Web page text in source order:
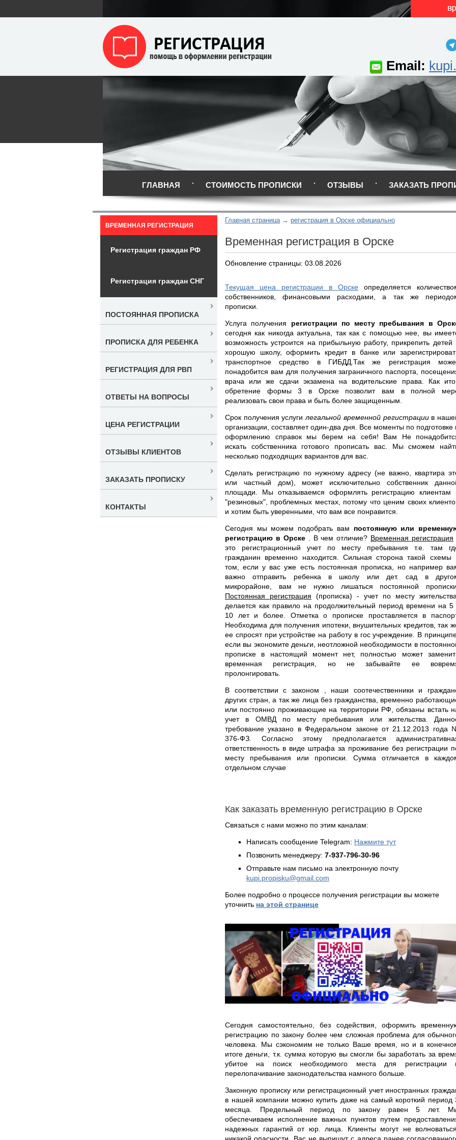
Email:
ГЛАВНАЯ СТОИМОСТЬ ПРОПИСКИ ОТЗЫВЫ ЗАКАЗАТЬ
Главная страница регистрация в Орске официально
Временная регистрация в Орске
Обновление страницы: 03.08.2026
Текущая цена регистрации в Орске определяется
собственников, финансовыми расходами, а так же
прописки.
Услуга получения регистрации по месту пребывания в
сегодня как никогда актуальна, так как с помощью нее, вы
возможность устроится на прибыльную работу, прикрепить детей
хорошую школу, оформить кредит в банке или
транспортное средство в ГИБДД.Так же регистрация
понадобится вам для получения заграничного паспорта,
врача или же сдачи экзамена на водительские права. Как
обретение формы 3 в Орске позволит вам в полной
реализовать свои права и быть более защищенным.
Срок получения услугилегальной временной регистрации в
организации, составляет один-два дня. Все моменты по подготовке
оформлению справок мы берем на себя! Вам Не
искать собственника готового прописать вас. Мы сможем
несколько подходящих вариантов для вас.
Сделать регистрацию по нужному адресу (не важно, квартира
или частный дом), может исключительно собственник
площади. Мы отказываемся оформлять регистрацию клиентам
"резиновых", проблемных местах, потому что ценим своих
и хотим быть уверенными, что вам все понравится.
Сегодня мы можем подобрать вам постоянную или
регистрацию в Орске
. В чем отличие? Временная регистрация
это регистрационный учет по месту пребывания т.е. там
гражданин временно находится. Сильная сторона такой схемы
том, если у вас уже есть постоянная прописка, но например
важно отправить ребенка в школу или дет. сад в
микрорайоне, вам не нужно лишаться постоянной прописки.
Постоянная регистрация (прописка) - учет по месту жительства,
делается как правило на продолжительный период времени на 5
10 лет и более. Отметка о прописке проставляется в
Необходима для получения ипотеки, внушительных кредитов, так
ее спросят при устройстве на работу в гос учреждение. В
если вы экономите деньги, неотложной необходимости в
прописке в настоящий момент нет, полностью может
временная регистрация, но не забывайте ее
пролонгировать.
В соответствии с законом , наши соотечественники и
других стран, а так же лица без гражданства, временно
или постоянно проживающие на территории РФ, обязаны встать
учет в ОМВД по месту пребывания или жительства.
требование указано в Федеральном законе от 21.12.2013 года
376-ФЗ. Согласно этому предполагается
ответственность в виде штрафа за проживание без регистрации
месту пребывания или прописки. Сумма отличается в
отдельном случае
Как заказать временную регистрацию в Орске
Связаться с нами можно по этим каналам:
Написать сообщение Telegram: Нажмите тут
Позвонить менеджеру: 7-937-796-30-96
Отправьте нам письмо на электронную почту
kupi.propisku@gmail.com
Более подробно о процессе получения регистрации вы можете
уточнить на этой странице
Сегодня самостоятельно, без содействия, оформить
регистрацию по закону более чем сложная проблема для
человека. Мы сэкономим не только Ваше время, но и в
итоге деньги, т.к. сумма которую вы смогли бы заработать за
убитое на поиск необходимого места для регистрации
перелопачивание законодательства намного больше.
Законную прописку или регистрационный учет иностранных
в нашей компании можно купить даже на самый короткий период
месяца. Предельный период по закону равен 5 лет.
обеспечиваем исполнение важных пунктов путем
надежных гарантий от юр. лица. Клиенты могут не
ВРЕМЕННАЯ РЕГИСТРАЦИЯ
Регистрация граждан РФ
Регистрация граждан СНГ
ПОСТОЯННАЯ ПРОПИСКА
ПРОПИСКА ДЛЯ РЕБЕНКА
РЕГИСТРАЦИЯ ДЛЯ РВП
ОТВЕТЫ НА ВОПРОСЫ
ЦЕНА РЕГИСТРАЦИИ
ОТЗЫВЫ КЛИЕНТОВ
ЗАКАЗАТЬ ПРОПИСКУ
КОНТАКТЫ